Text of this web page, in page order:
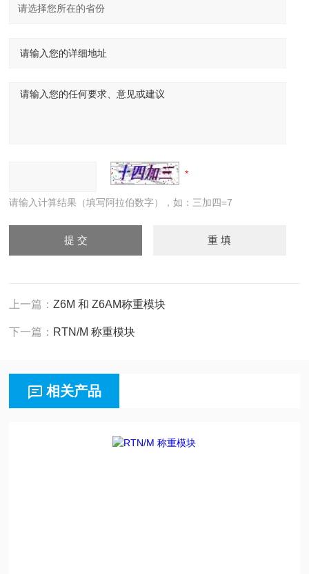
请输入计算结果（填写阿拉伯数字），如：三加四=7
上一篇：Z6M 和 Z6AM称重模块
下一篇： RTN/M 称重模块
相关产品